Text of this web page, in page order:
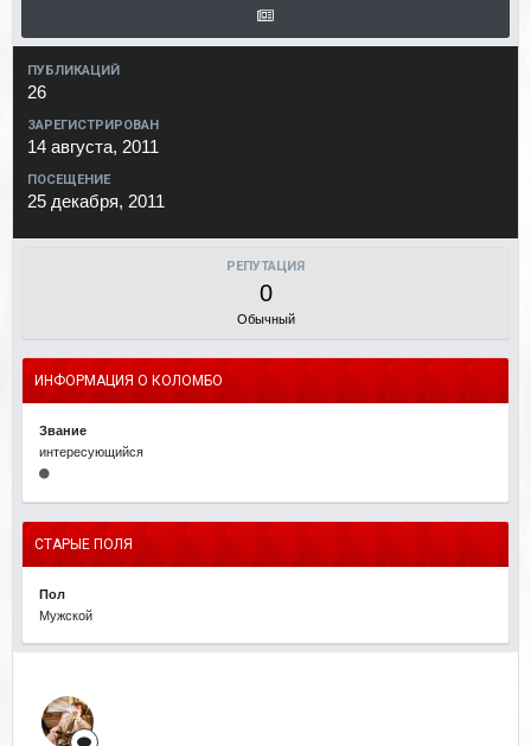
ПУБЛИКАЦИЙ
26
ЗАРЕГИСТРИРОВАН
14 августа, 2011
ПОСЕЩЕНИЕ
25 декабря, 2011
РЕПУТАЦИЯ
0
Обычный
ИНФОРМАЦИЯ О КОЛОМБО
Звание
интересующийся
СТАРЫЕ ПОЛЯ
Пол
Мужской